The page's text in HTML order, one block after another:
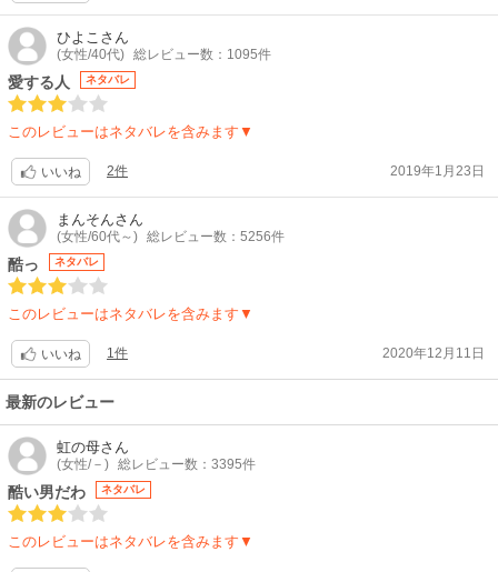
ひよこ さん
(女性/40代) 総レビュー数：1095件
愛する人 ネタバレ
このレビューはネタバレを含みます▼
いいね 2件 2019年1月23日
まんそんさん
(女性/60代～) 総レビュー数：5256件
酷っ ネタバレ
このレビューはネタバレを含みます▼
いいね 1件 2020年12月11日
最新のレビュー
虹の母さん
(女性/－) 総レビュー数：3395件
酷い男だわ ネタバレ
このレビューはネタバレを含みます▼